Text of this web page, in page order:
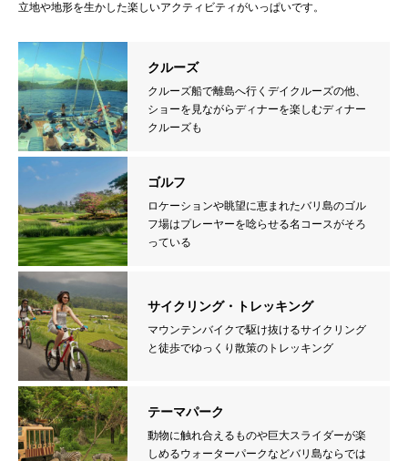
立地や地形を生かした楽しいアクティビティがいっぱいです。
クルーズ
クルーズ船で離島へ行くデイクルーズの他、
ショーを見ながらディナーを楽しむディナー
クルーズも
ゴルフ
ロケーションや眺望に恵まれたバリ島のゴル
フ場はプレーヤーを唸らせる名コースがそろ
っている
サイクリング・トレッキング
マウンテンバイクで駆け抜けるサイクリング
と徒歩でゆっくり散策のトレッキング
テーマパーク
動物に触れ合えるものや巨大スライダーが楽
しめるウォーターパークなどバリ島ならでは